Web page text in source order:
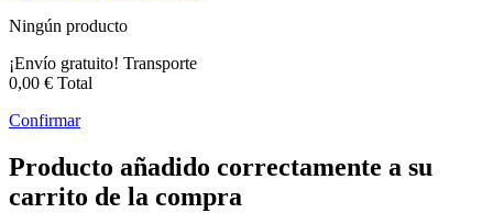
Ningún producto
¡Envío gratuito! Transporte
0,00 € Total
Confirmar
Producto añadido correctamente a su
carrito de la compra